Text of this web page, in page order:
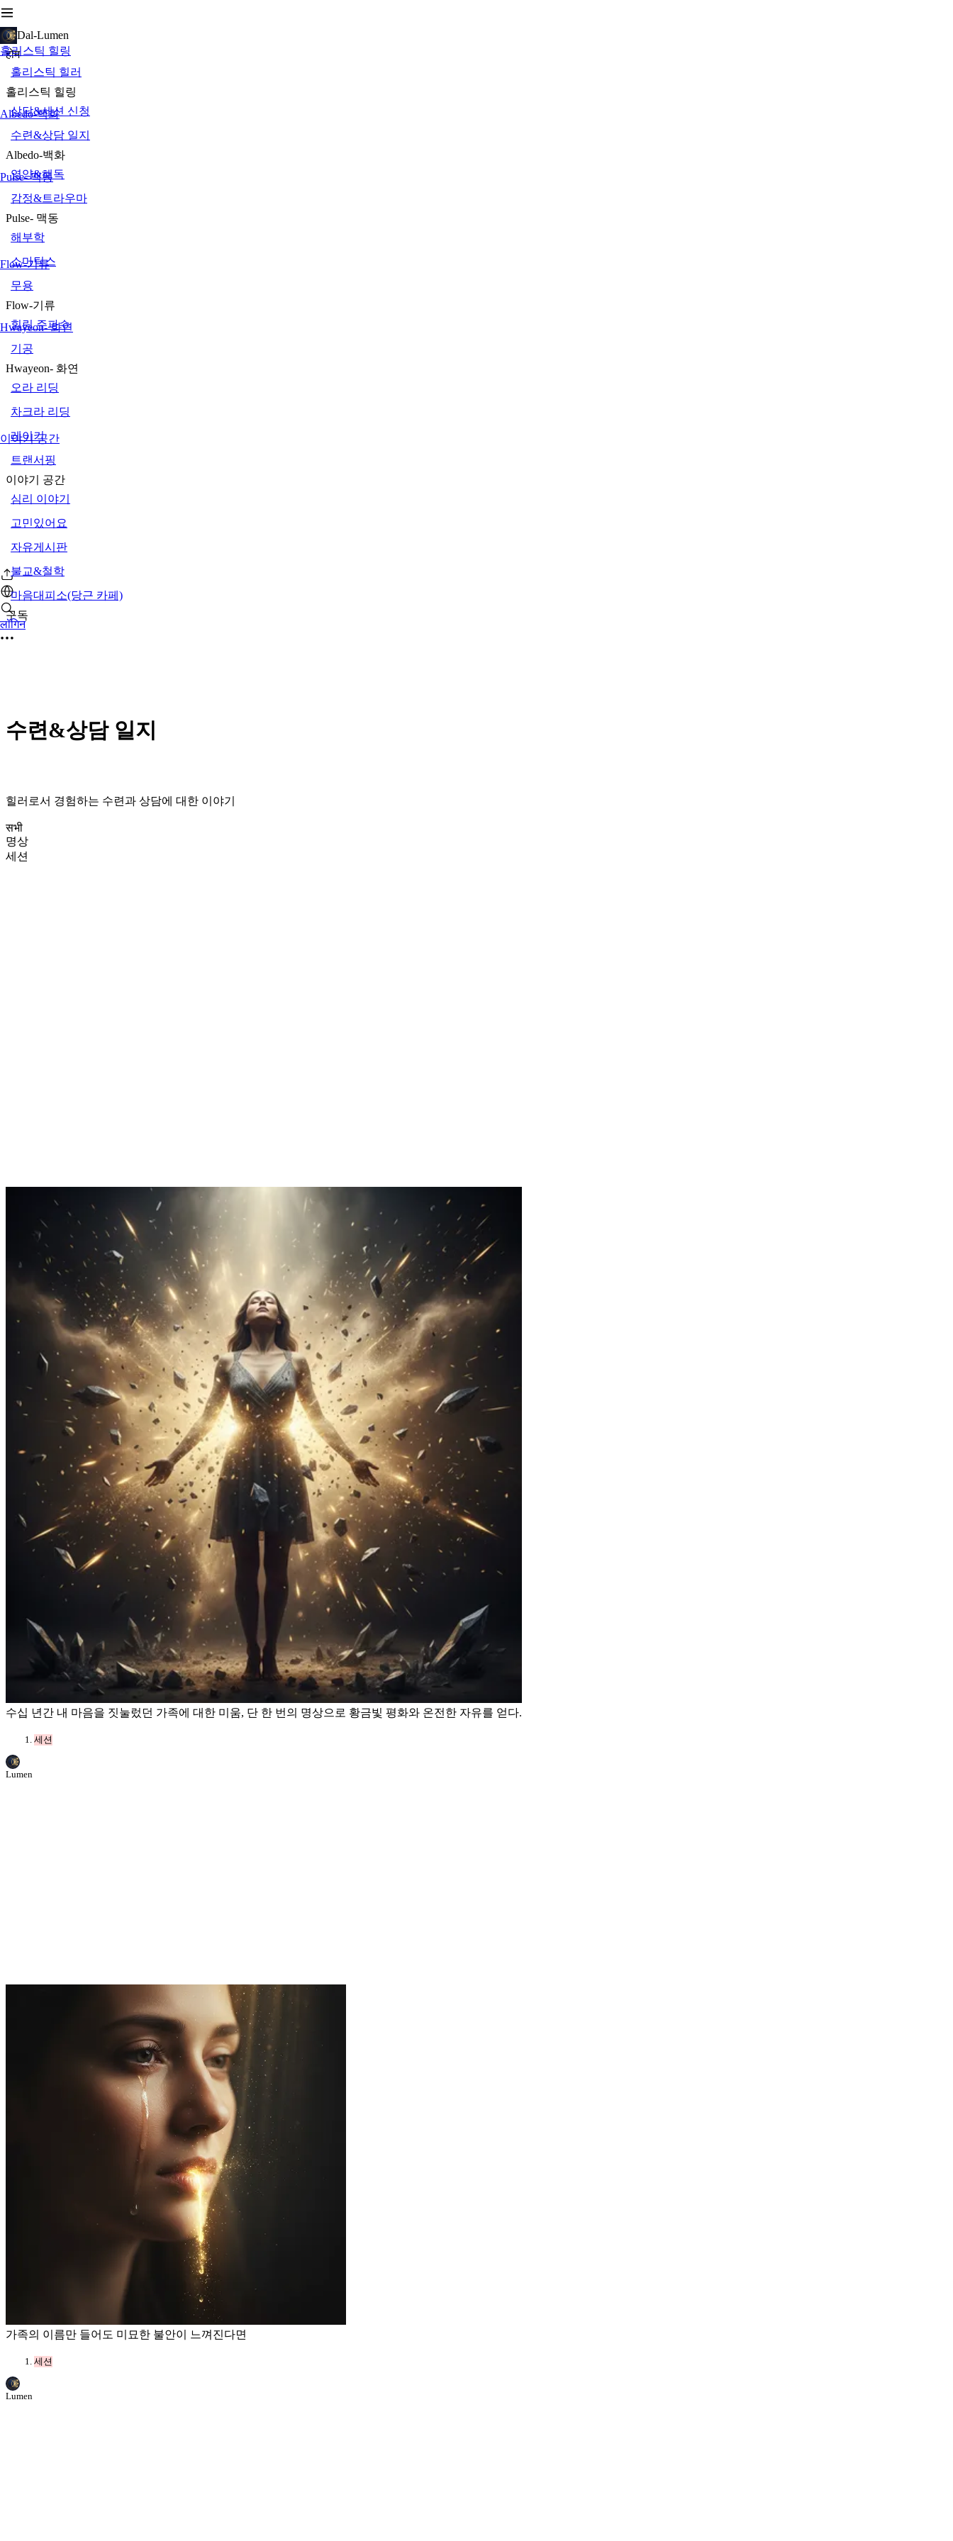
Dal-Lumen
홀리스틱 힐링
Albedo-백화
Pulse- 맥동
Flow-기류
Hwayeon- 화연
이야기 공간
लॉगिन
होम
홀리스틱 힐러
홀리스틱 힐링
상담&세션 신청
수련&상담 일지
Albedo-백화
영양&해독
감정&트라우마
Pulse- 맥동
해부학
소마틱스
무용
Flow-기류
힐링 주파수
기공
Hwayeon- 화연
오라 리딩
차크라 리딩
레이키
트랜서핑
이야기 공간
심리 이야기
고민있어요
자유게시판
불교&철학
마음대피소(당근 카페)
구독
수련&상담 일지
힐러로서 경험하는 수련과 상담에 대한 이야기
सभी
명상
세션
수십 년간 내 마음을 짓눌렀던 가족에 대한 미움, 단 한 번의 명상으로 황금빛 평화와 온전한 자유를 얻다.
세션
Lumen
가족의 이름만 들어도 미묘한 불안이 느껴진다면
세션
Lumen